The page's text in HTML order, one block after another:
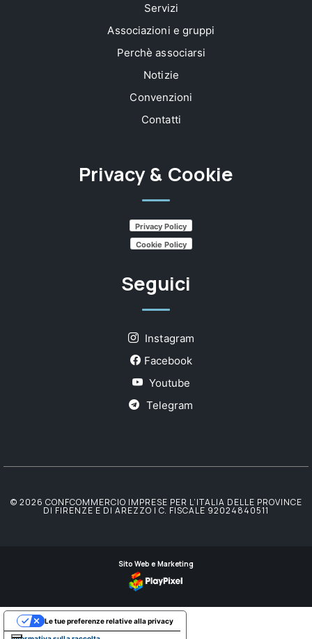
Servizi
Associazioni e gruppi
Perchè associarsi
Notizie
Convenzioni
Contatti
Privacy & Cookie
Privacy Policy
Cookie Policy
Seguici
Instagram
Facebook
Youtube
Telegram
© 2026 CONFCOMMERCIO IMPRESE PER L’ITALIA DELLE PROVINCE
DI FIRENZE E DI AREZZO | C. FISCALE 92024840511
Sito Web e Marketing
Le tue preferenze relative alla privacy